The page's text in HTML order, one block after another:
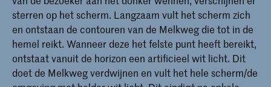
sterren op het scherm. Langzaam vult het scherm zich
en ontstaan de contouren van de Melkweg die tot in de
hemel reikt. Wanneer deze het felste punt heeft bereikt,
ontstaat vanuit de horizon een artificieel wit licht. Dit
doet de Melkweg verdwijnen en vult het hele scherm/de